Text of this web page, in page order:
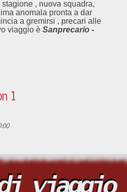
, nuova squadra,
anomala pronta a dar
a gremirsi , precari alle
viaggio è Sanprecario -
1